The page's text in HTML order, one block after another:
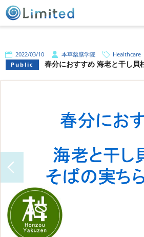
2022/03/10 本草薬膳学院
Healthcare
Public
春分におすすめ 海老と干し貝